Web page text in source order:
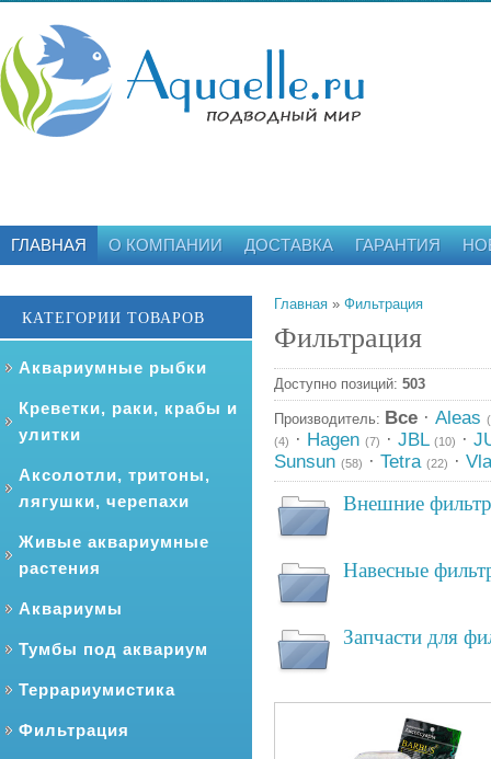
ГЛАВНАЯ О КОМПАНИИ ДОСТАВКА ГАРАНТИЯ
КАТЕГОРИИ ТОВАРОВ
Аквариумные рыбки
Креветки, раки, крабы и
улитки
Аксолотли, тритоны,
лягушки, черепахи
Живые аквариумные
растения
Аквариумы
Тумбы под аквариум
Террариумистика
Фильтрация
Главная » Фильтрация
Фильтрация
Доступно позиций: 503
Производитель: Все · Aleas
(4)
· Hagen (7) · JBL (10) ·
Sunsun (58) · Tetra (22) ·
Внешние
Навесные
Запчасти для